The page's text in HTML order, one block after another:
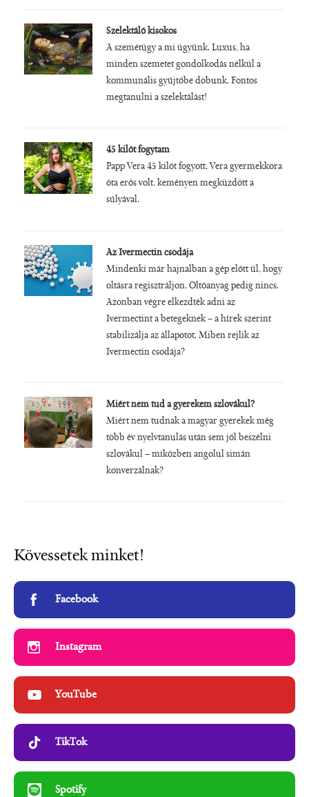
Szelektáló kisokos
A szemétügy a mi ügyünk. Luxus, ha
minden szemetet gondolkodás nélkül a
kommunális gyűjtőbe dobunk. Fontos
megtanulni a szelektálást!
45 kilót fogytam
Papp Vera 45 kilót fogyott. Vera gyermekkora
óta erős volt, keményen megküzdött a
súlyával.
Az Ivermectin csodája
Mindenki már hajnalban a gép előtt ül, hogy
oltásra regisztráljon. Oltóanyag pedig nincs.
Azonban végre elkezdték adni az
Ivermectint a betegeknek – a hírek szerint
stabilizálja az állapotot. Miben rejlik az
Ivermectin csodája?
Miért nem tud a gyerekem szlovákul?
Miért nem tudnak a magyar gyerekek még
több év nyelvtanulás után sem jól beszélni
szlovákul – miközben angolul simán
konverzálnak?
Kövessetek minket!
Facebook
Instagram
YouTube
TikTok
Spotify